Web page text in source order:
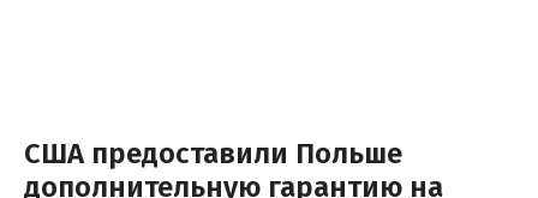
США предоставили Польше
дополнительную гарантию на